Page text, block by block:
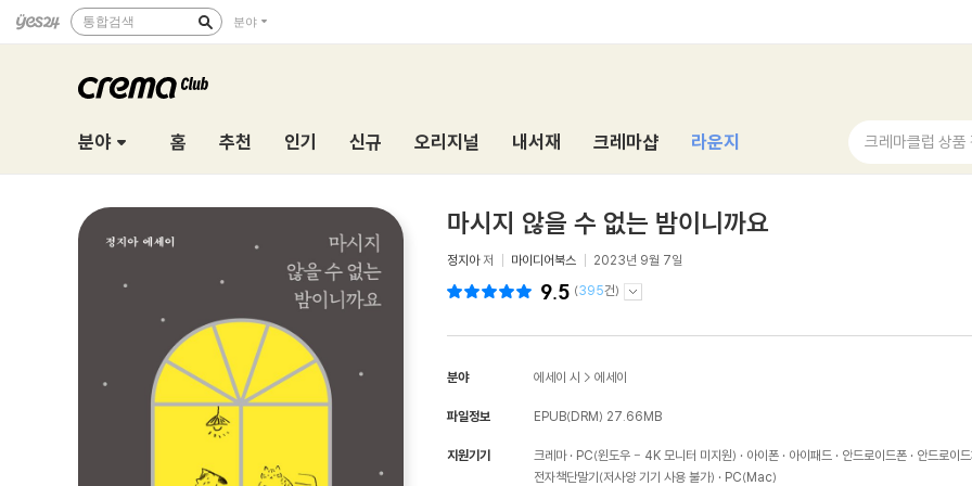
통합검색 분야
분야 홈 추천 인기 신규 오리지널 내서재 크레마샵 라운지 크레마클럽 상품
마시지 않을 수 없는 밤이니까요
정지아저 마이디어북스 2023년 9월 7일
9.5 (395건)
분야 에세이 시 > 에세이
파일정보 EPUB(DRM) 27.66MB
지원기기 크레마 PC(윈도우 - 4K 모니터 미지원) 아이폰 아이패드 안드로이드폰
안드로이
전자책단말기(저사양 기기 사용 불가)
PC(Mac)